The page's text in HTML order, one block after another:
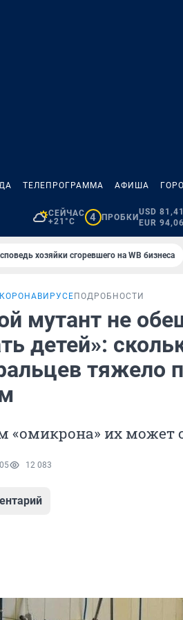
ТЕЛЕПРОГРАММА АФИША
СЕЙЧАС
+21°C
4 ПРОБКИ
USD 81,41
EUR 94,06
хозяйки сгоревшего на WB бизнеса
ПОДРОБНОСТИ
мутант не
детей»:
тяжело
«омикрона» их может
12 083